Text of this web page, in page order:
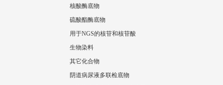
核酸酶底物
硫酸酯酶底物
用于NGS的核苷和核苷酸
生物染料
其它化合物
阴道病尿液多联检底物